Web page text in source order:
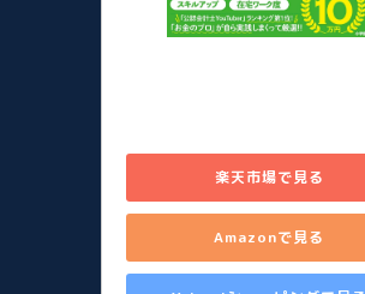
楽天市場で見る
Amazonで見る